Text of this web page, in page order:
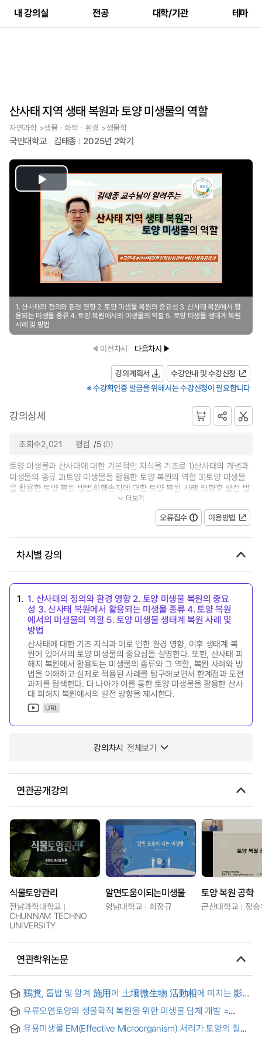
내 강의실 전공 대학/기관 테마
산사태 지역 생태 복원과 토양 미생물의 역할
자연과학 >생물ㆍ화학ㆍ환경 >생물학
국민대학교 김태종 2025년 2학기
Play
Video
1. 산사태의 정의와 환경 영향 2. 토양 미생물 복원의 중요성 3. 산사태 복원에서 활
용되는 미생물 종류 4. 토양 복원에서의 미생물의 역할 5. 토양 미생물 생태계 복원
사례 및 방법
이전차시 다음차시
강의계획서
수강안내 및 수강신청
※ 수강확인증 발급을 위해서는 수강신청이 필요합니다
강의상세
조회수2,021 평점 /5 (0)
토양 미생물과 산사태에 대한 기본적인 지식을 기초로 1)산사태의 개념과
미생물의 종류 2)토양 미생물을 활용한 토양 복원의 역할 3)토양 미생물
을 활용한 토양 복원 방법4)훼손지에 대한 토양 복원 사례 5)향후 발전 방
안 및 도전과제를 주제로 국민대학교...
더보기
오류접수 이용방법
차시별 강의
1. 1. 산사태의 정의와 환경 영향 2. 토양 미생물 복원의 중요
성 3. 산사태 복원에서 활용되는 미생물 종류 4. 토양 복원
에서의 미생물의 역할 5. 토양 미생물 생태계 복원 사례 및
방법
산사태에 대한 기초 지식과 이로 인한 환경 영향, 이후 생태계 복
원에 있어서의 토양 미생물의 중요성을 설명한다. 또한, 산사태 피
해지 복원에서 활용되는 미생물의 종류와 그 역할, 복원 사례와 방
법을 이해하고 실제로 적용된 사례를 탐구해보면서 한계점과 도전
과제를 탐색한다. 더 나아가 이를 통한 토양 미생물을 활용한 산사
태 피해지 복원에서의 발전 방향을 제시한다.
URL
강의차시 전체보기
연관공개강의
식물토양관리
전남과학대학교
CHUNNAM TECHNO
UNIVERSITY
알면도움이되는미생물
영남대학교 최정규
토양 복원 공학
군산대학교 정
연관학위논문
鷄糞, 톱밥 및 왕겨 施用이 土壤微生物 活動相에 미치는 影響
Activities of Soil Microflora
유류오염토양의 생물학적 복원을 위한 미생물 담체 개발 =
Oil-Contaminated Soil
유용미생물 EM(Effective Microorganism) 처리가 토양의 질과